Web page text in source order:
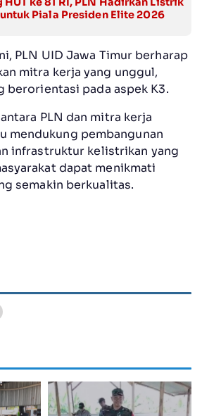
Piala Presiden Elite 2026
PLN UID Jawa Timur berharap
mitra kerja yang unggul,
berorientasi pada aspek K3.
PLN dan mitra kerja
mendukung pembangunan
infrastruktur kelistrikan yang
dapat menikmati
semakin berkualitas.